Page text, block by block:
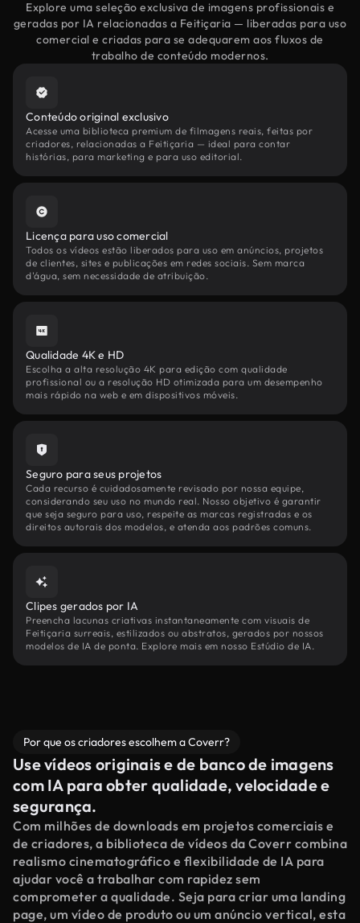
Explore uma seleção exclusiva de imagens profissionais e
geradas por IA relacionadas a Feitiçaria — liberadas para uso
comercial e criadas para se adequarem aos fluxos de
trabalho de conteúdo modernos.
Conteúdo original exclusivo
Acesse uma biblioteca premium de filmagens reais, feitas por
criadores, relacionadas a Feitiçaria — ideal para contar
histórias, para marketing e para uso editorial.
Licença para uso comercial
Todos os vídeos estão liberados para uso em anúncios, projetos
de clientes, sites e publicações em redes sociais. Sem marca
d'água, sem necessidade de atribuição.
Qualidade 4K e HD
Escolha a alta resolução 4K para edição com qualidade
profissional ou a resolução HD otimizada para um desempenho
mais rápido na web e em dispositivos móveis.
Seguro para seus projetos
Cada recurso é cuidadosamente revisado por nossa equipe,
considerando seu uso no mundo real. Nosso objetivo é garantir
que seja seguro para uso, respeite as marcas registradas e os
direitos autorais dos modelos, e atenda aos padrões comuns.
Clipes gerados por IA
Preencha lacunas criativas instantaneamente com visuais de
Feitiçaria surreais, estilizados ou abstratos, gerados por nossos
modelos de IA de ponta. Explore mais em nosso Estúdio de IA.
Por que os criadores escolhem a Coverr?
Use vídeos originais e de banco de imagens
com IA para obter qualidade, velocidade e
segurança.
Com milhões de downloads em projetos comerciais e
de criadores, a biblioteca de vídeos da Coverr combina
realismo cinematográfico e flexibilidade de IA para
ajudar você a trabalhar com rapidez sem
comprometer a qualidade. Seja para criar uma landing
page, um vídeo de produto ou um anúncio vertical, esta